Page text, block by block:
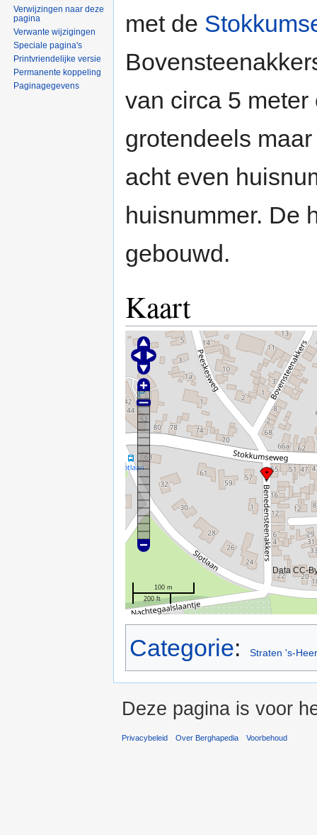
met de
van circa 5
grotendeels
acht even
huisnummer. De
gebouwd.
Kaart
100 m
200 ft
Data CC-
Categorie: Straten 's-
Verwijzingen naar deze
pagina
Verwante wijzigingen
Speciale pagina's
Printvriendelijke versie
Permanente koppeling
Paginagegevens
Deze pagina is voor
Privacybeleid Over Berghapedia Voorbehoud